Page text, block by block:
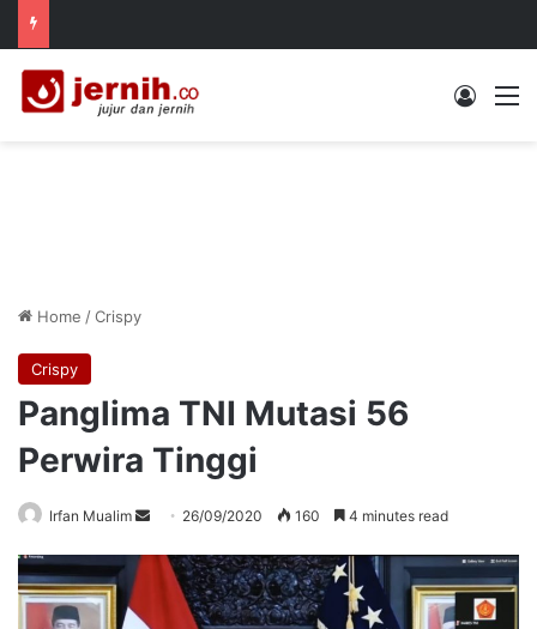
Log In
Home /Crispy
Crispy
Panglima TNI Mutasi 56
Perwira Tinggi
Irfan Mualim
Send
email
26/09/2020 160 4 minutes read